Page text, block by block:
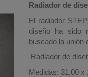
Radiador de
El radiador
diseño ha sido
buscado la unión
Radiador de
Medidas: 31,00